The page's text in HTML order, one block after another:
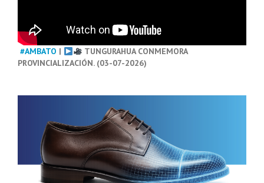
#AMBATO |
TUNGURAHUA CONMEMORA
PROVINCIALIZACIÓN. (03-07-2026)